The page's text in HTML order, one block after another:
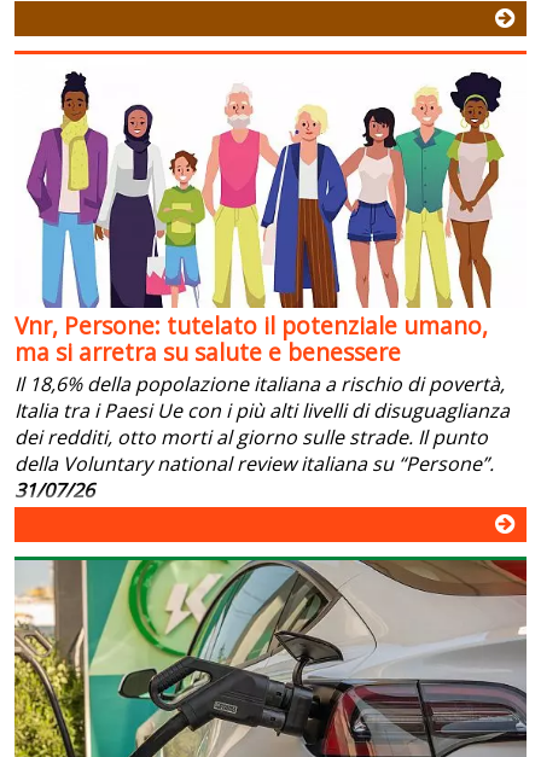
Vnr, Persone: tutelato il potenziale umano,
ma si arretra su salute e benessere
Il 18,6% della popolazione italiana a rischio di povertà,
Italia tra i Paesi Ue con i più alti livelli di disuguaglianza
dei redditi, otto morti al giorno sulle strade. Il punto
della Voluntary national review italiana su “Persone”.
31/07/26